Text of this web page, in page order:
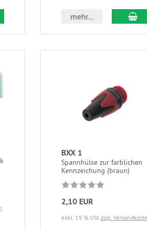
mehr...
BXX 1
Spannhülse zur farblichen
Kennzeichung (braun)
2,10 EUR
exkl. 19 % USt zzgl.